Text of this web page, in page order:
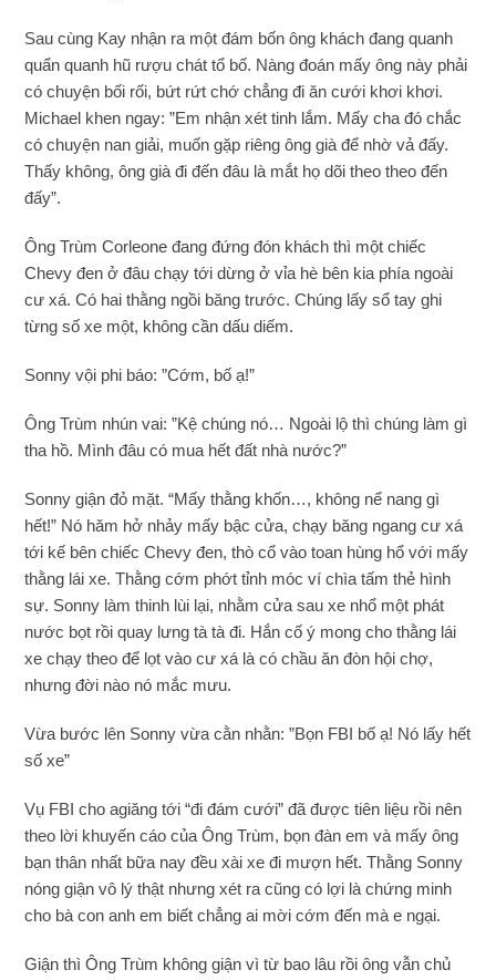
Sau cùng Kay nhận ra một đám bốn ông khách đang quanh
quẩn quanh hũ rượu chát tổ bố. Nàng đoán mấy ông này phải
có chuyện bối rối, bứt rứt chớ chẳng đi ăn cưới khơi khơi.
Michael khen ngay: ”Em nhận xét tinh lắm. Mấy cha đó chắc
có chuyện nan giải, muốn gặp riêng ông già để nhờ vả đấy.
Thấy không, ông già đi đến đâu là mắt họ dõi theo theo đến
đấy”.
Ông Trùm Corleone đang đứng đón khách thì một chiếc
Chevy đen ở đâu chạy tới dừng ở vỉa hè bên kia phía ngoài
cư xá. Có hai thằng ngồi băng trước. Chúng lấy sổ tay ghi
từng số xe một, không cần dấu diếm.
Sonny vội phi báo: ”Cớm, bố ạ!”
Ông Trùm nhún vai: ”Kệ chúng nó… Ngoài lộ thì chúng làm gì
tha hồ. Mình đâu có mua hết đất nhà nước?”
Sonny giận đỏ mặt. “Mấy thằng khốn…, không nể nang gì
hết!” Nó hăm hở nhảy mấy bậc cửa, chạy băng ngang cư xá
tới kế bên chiếc Chevy đen, thò cổ vào toan hùng hổ với mấy
thằng lái xe. Thằng cớm phớt tỉnh móc ví chìa tấm thẻ hình
sự. Sonny làm thinh lùi lại, nhằm cửa sau xe nhổ một phát
nước bọt rồi quay lưng tà tà đi. Hắn cố ý mong cho thằng lái
xe chạy theo để lọt vào cư xá là có chầu ăn đòn hội chợ,
nhưng đời nào nó mắc mưu.
Vừa bước lên Sonny vừa cằn nhằn: ”Bọn FBI bố ạ! Nó lấy hết
số xe”
Vụ FBI cho agiăng tới “đi đám cưới” đã được tiên liệu rồi nên
theo lời khuyến cáo của Ông Trùm, bọn đàn em và mấy ông
bạn thân nhất bữa nay đều xài xe đi mượn hết. Thằng Sonny
nóng giận vô lý thật nhưng xét ra cũng có lợi là chứng minh
cho bà con anh em biết chẳng ai mời cớm đến mà e ngại.
Giận thì Ông Trùm không giận vì từ bao lâu rồi ông vẫn chủ